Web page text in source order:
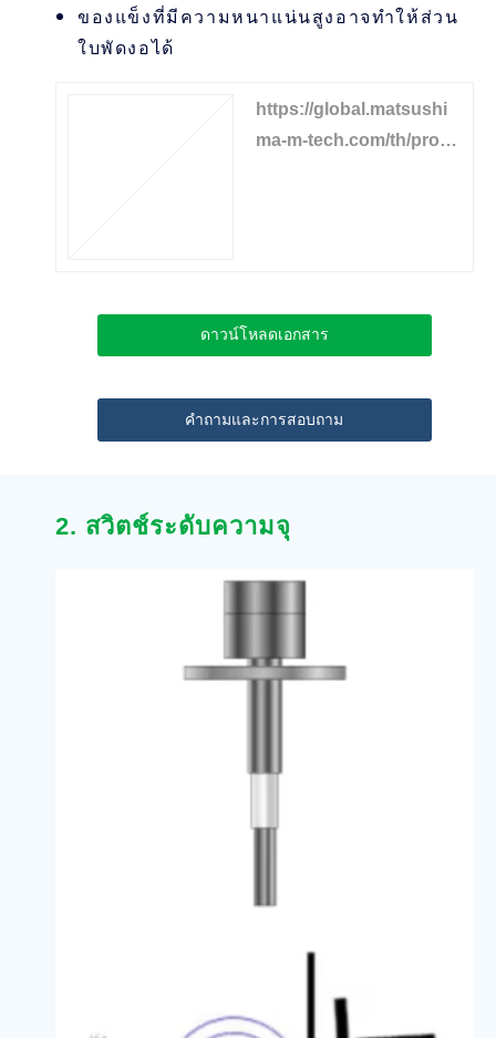
ของแข็งที่มีความหนาแน่นสูงอาจทำให้ส่วน
ใบพัดงอได้
https://global.matsushi
ma-m-tech.com/th/produ
ดาวน์โหลดเอกสาร
คำถามและการสอบถาม
2. สวิตช์ระดับความจุ